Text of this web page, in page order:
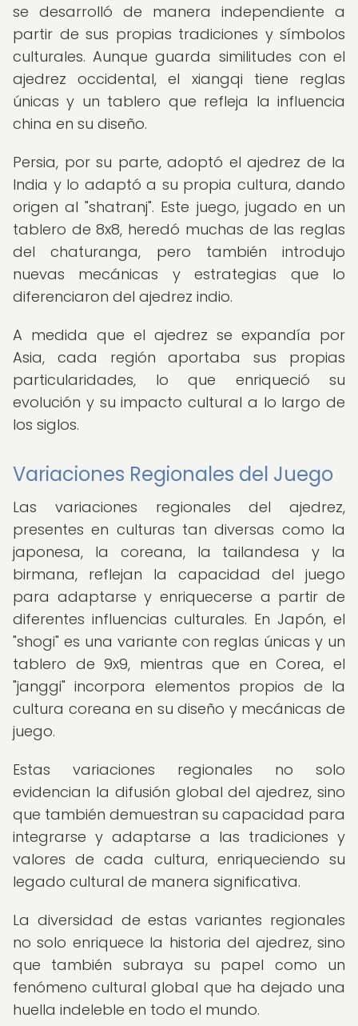
se desarrolló de manera independiente a
partir de sus propias tradiciones y símbolos
culturales. Aunque guarda similitudes con el
ajedrez occidental, el xiangqi tiene reglas
únicas y un tablero que refleja la influencia
china en su diseño.
Persia, por su parte, adoptó el ajedrez de la
India y lo adaptó a su propia cultura, dando
origen al "shatranj". Este juego, jugado en un
tablero de 8x8, heredó muchas de las reglas
del chaturanga, pero también introdujo
nuevas mecánicas y estrategias que lo
diferenciaron del ajedrez indio.
A medida que el ajedrez se expandía por
Asia, cada región aportaba sus propias
particularidades, lo que enriqueció su
evolución y su impacto cultural a lo largo de
los siglos.
Variaciones Regionales del Juego
Las variaciones regionales del ajedrez,
presentes en culturas tan diversas como la
japonesa, la coreana, la tailandesa y la
birmana, reflejan la capacidad del juego
para adaptarse y enriquecerse a partir de
diferentes influencias culturales. En Japón, el
"shogi" es una variante con reglas únicas y un
tablero de 9x9, mientras que en Corea, el
"janggi" incorpora elementos propios de la
cultura coreana en su diseño y mecánicas de
juego.
Estas variaciones regionales no solo
evidencian la difusión global del ajedrez, sino
que también demuestran su capacidad para
integrarse y adaptarse a las tradiciones y
valores de cada cultura, enriqueciendo su
legado cultural de manera significativa.
La diversidad de estas variantes regionales
no solo enriquece la historia del ajedrez, sino
que también subraya su papel como un
fenómeno cultural global que ha dejado una
huella indeleble en todo el mundo.